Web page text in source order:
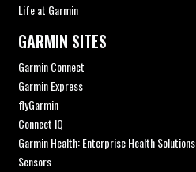
Life at Garmin
GARMIN SITES
Garmin Connect
Garmin Express
flyGarmin
Connect IQ
Garmin Health: Enterprise Health Solutions
Sensors